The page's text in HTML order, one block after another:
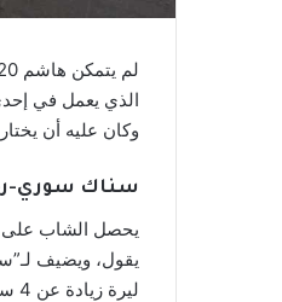
الذي يعمل في
وكان عليه أن
سناك سوري-
ليرة زيادة عن 4 ساعات عمل إضافية، يمضيها بنقل الصناديق من السيارة إلى المستودع.